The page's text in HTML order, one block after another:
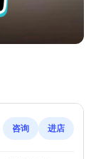
咨询 进店